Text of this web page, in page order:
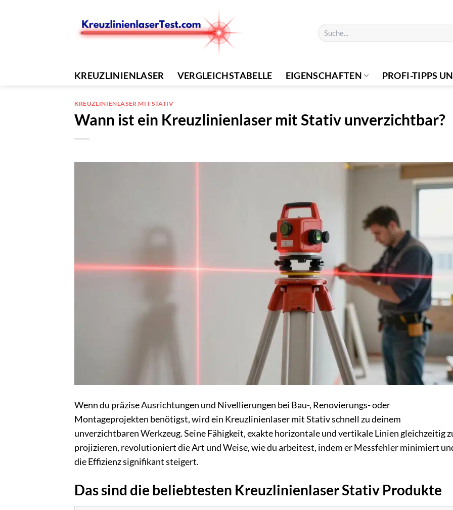
Suchen
nach:
KREUZLINIENLASER VERGLEICHSTABELLE EIGENSCHAFTEN PROFI-TIPPS
KREUZLINIENLASER MIT STATIV
Wann ist ein Kreuzlinienlaser mit Stativ unverzichtbar?
Wenn du präzise Ausrichtungen und Nivellierungen bei Bau-, Renovierungs- oder
Montageprojekten benötigst, wird ein Kreuzlinienlaser mit Stativ schnell zu deinem
unverzichtbaren Werkzeug. Seine Fähigkeit, exakte horizontale und vertikale Linien gleichzeitig
projizieren, revolutioniert die Art und Weise, wie du arbeitest, indem er Messfehler minimiert
die Effizienz signifikant steigert.
Das sind die beliebtesten Kreuzlinienlaser Stativ Produkte